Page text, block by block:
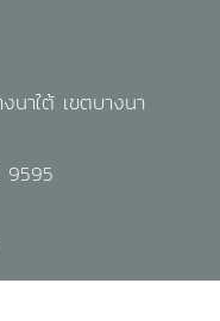
าใต้ เขตบางนา
9595